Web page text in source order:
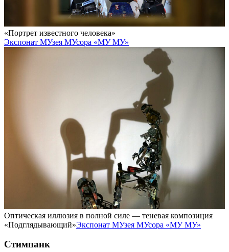
«Портрет известного человека»
Экспонат МУзея МУсора «МУ МУ»
Оптическая иллюзия в полной силе — теневая композиция
«Подглядывающий»Экспонат МУзея МУсора «МУ МУ»
Стимпанк